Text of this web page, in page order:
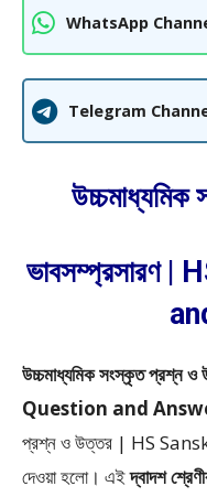
WhatsApp
Telegram
ভাবসম্প্রসারণ
উচ্চমাধ্যমিক সংস্কৃত
Question and
প্রশ্ন ও উত্তর | HS
দেওয়া হলো। এইদ্বাদশ